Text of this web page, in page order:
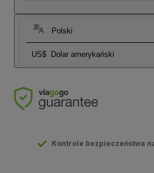
Polski
US$ Dolar amerykański
Kontrole bezpieczeństwa